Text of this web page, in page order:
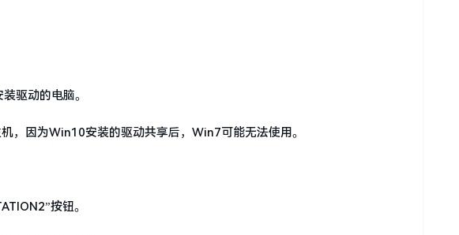
驱动的电脑。
，因为Win10安装的驱动共享后，Win7可能无法使用。
按钮。